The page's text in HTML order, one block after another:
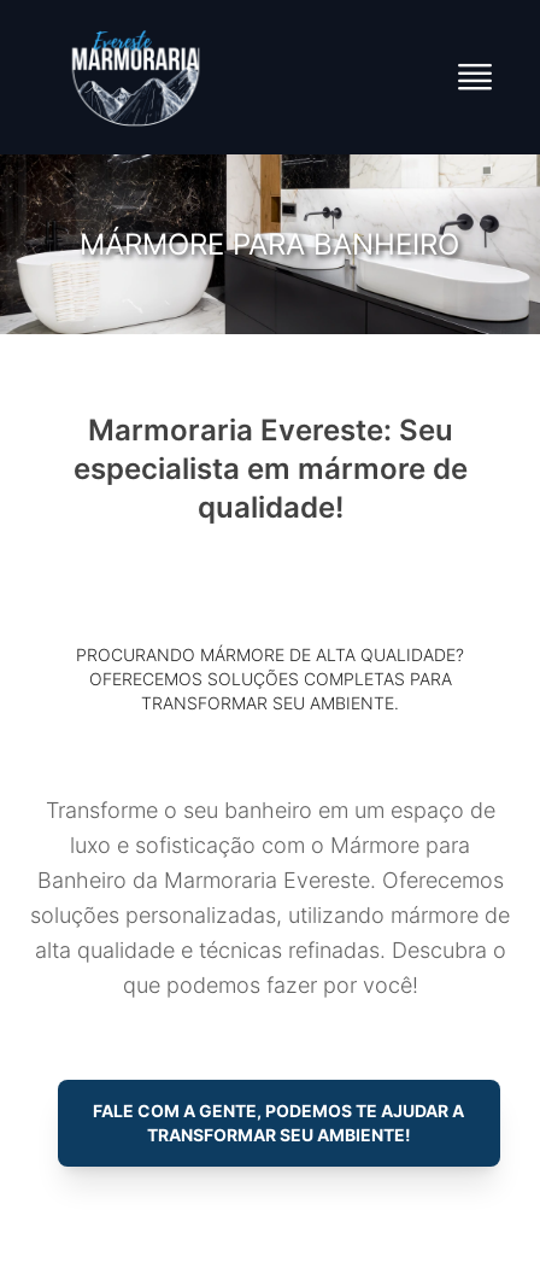
MÁRMORE PARA BANHEIRO
Marmoraria Evereste: Seu
especialista em mármore de
qualidade!
PROCURANDO MÁRMORE DE ALTA QUALIDADE?
OFERECEMOS SOLUÇÕES COMPLETAS PARA
TRANSFORMAR SEU AMBIENTE.
Transforme o seu banheiro em um espaço de
luxo e sofisticação com o Mármore para
Banheiro da Marmoraria Evereste. Oferecemos
soluções personalizadas, utilizando mármore de
alta qualidade e técnicas refinadas. Descubra o
que podemos fazer por você!
FALE COM A GENTE, PODEMOS TE AJUDAR A
TRANSFORMAR SEU AMBIENTE!